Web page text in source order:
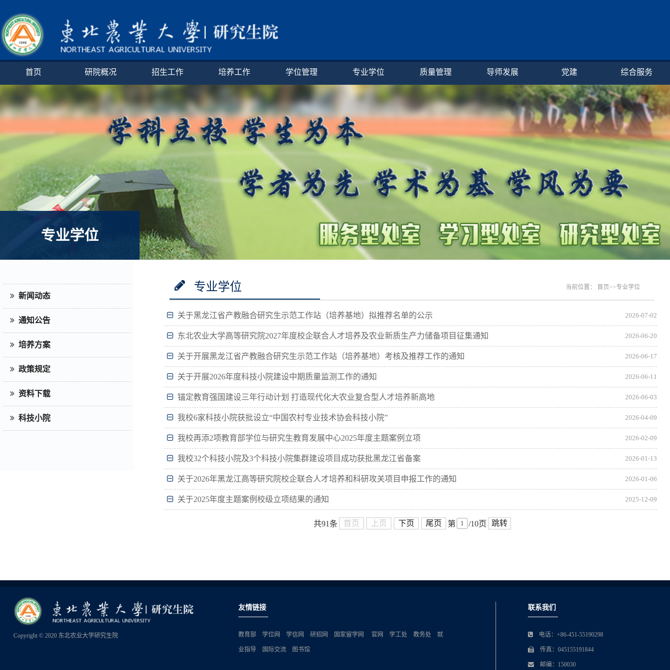
首页 研院概况 招生工作 培养工作 学位管理 专业学位 质量管理 导师发展 党建 综合服务
专业学位
新闻动态
通知公告
培养方案
政策规定
资料下载
科技小院
专业学位 当前位置： 首页 >>专业学位
关于黑龙江省产教融合研究生示范工作站（培养基地）拟推荐名单的公示 2026-07-02
东北农业大学高等研究院2027年度校企联合人才培养及农业新质生产力储备项目征集通知 2026-06-20
关于开展黑龙江省产教融合研究生示范工作站（培养基地）考核及推荐工作的通知 2026-06-17
关于开展2026年度科技小院建设中期质量监测工作的通知 2026-06-11
锚定教育强国建设三年行动计划 打造现代化大农业复合型人才培养新高地 2026-06-03
我校6家科技小院获批设立“中国农村专业技术协会科技小院” 2026-04-09
我校再添2项教育部学位与研究生教育发展中心2025年度主题案例立项 2026-02-09
我校32个科技小院及3个科技小院集群建设项目成功获批黑龙江省备案 2026-01-13
关于2026年黑龙江高等研究院校企联合人才培养和科研攻关项目申报工作的通知 2026-01-06
关于2025年度主题案例校级立项结果的通知 2025-12-09
共91条 首页 上页 下页 尾页 第 /10页 跳转
Copyright © 2020 东北农业大学研究生院
友情链接
教育部 学位网 学信网 研招网 国家留学网 官网 学工处 教务处 就
业指导 国际交流 图书馆
联系我们
电话：+86-451-55190298
传真：045155191844
邮编：150030